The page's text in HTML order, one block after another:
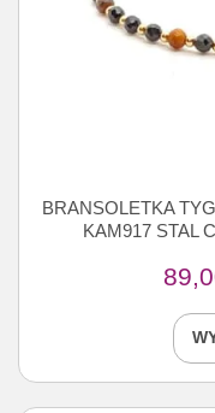
BRANSOLETKA
KAM917 STAL